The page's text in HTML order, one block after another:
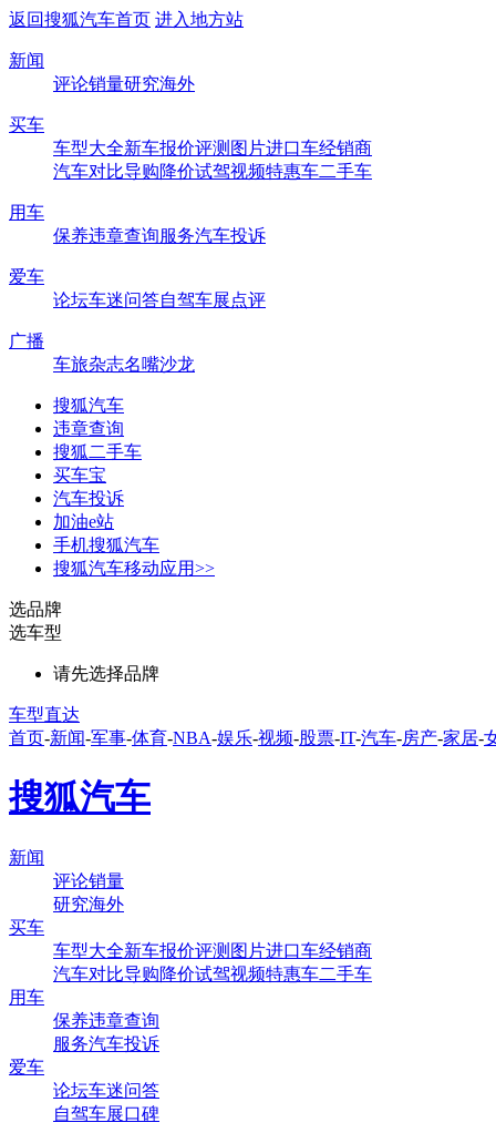
返回搜狐汽车首页 进入地方站
新闻
评论销量研究海外
买车
车型大全新车报价评测 图片进口车经销商
汽车对比导购降价试驾视频特惠车二手车
用车
保养违章查询服务汽车投诉
爱车
论坛车迷问答自驾车展点评
广播
车旅杂志名嘴沙龙
搜狐汽车
违章查询
搜狐二手车
买车宝
汽车投诉
加油e站
手机搜狐汽车
搜狐汽车移动应用>>
选品牌
选车型
请先选择品牌
车型直达
首页-新闻-军事-体育-NBA-娱乐-视频-股票-IT-汽车-房产-家居-
搜狐汽车
新闻
评论销量
研究海外
买车
车型大全新车报价评测 图片进口车经销商
汽车对比导购降价试驾视频特惠车二手车
用车
保养违章查询
服务汽车投诉
爱车
论坛车迷问答
自驾车展口碑